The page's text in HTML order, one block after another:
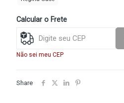
1992)
Calcular o Frete
Não sei meu CEP
Share